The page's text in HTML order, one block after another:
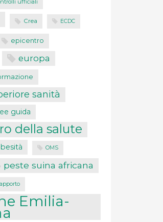
Crea ECDC
epicentro
europa
sanità
guida
della salute
OMS
peste suina africana
Emilia-